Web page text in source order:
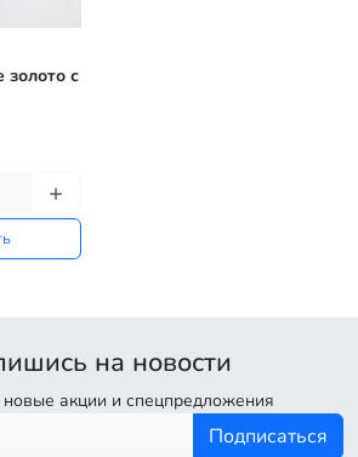
золото с
на новости
новые акции и спецпредложения
Подписаться